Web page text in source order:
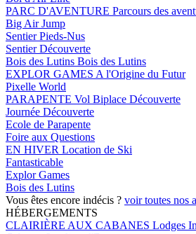
PARC D'AVENTURE Parcours des
Big Air Jump
Sentier Pieds-Nus
Sentier Découverte
Bois des Lutins Bois des Lutins
EXPLOR GAMES A l'Origine du Futur
Pixelle World
PARAPENTE Vol Biplace Découverte
Journée Découverte
Ecole de Parapente
Foire aux Questions
EN HIVER Location de Ski
Fantasticable
Explor Games
Bois des Lutins
Vous êtes encore indécis ? voir toutes nos
HÉBERGEMENTS
CLAIRIÈRE AUX CABANES Lodges